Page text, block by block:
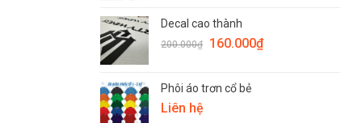
Decal cao thành
200.000₫ 160.000₫
Phôi áo trơn cổ bẻ
Liên hệ